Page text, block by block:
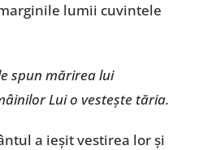
lumii cuvintele
spun mărirea lui
Lui o vestește tăria.
a ieșit vestirea lor și